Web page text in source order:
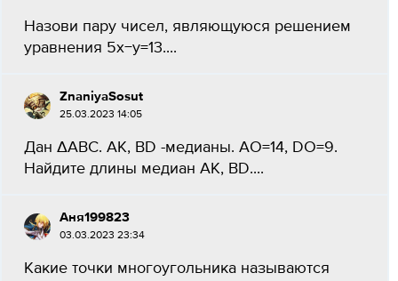
Назови пару чисел, являющуюся решением
уравнения 5x−y=13....
ZnaniyaSosut
25.03.2023 14:05
Дан ∆ABC. AK, BD -медианы. AO=14, DO=9.
Найдите длины медиан AK, BD....
Аня199823
03.03.2023 23:34
Какие точки многоугольника называются